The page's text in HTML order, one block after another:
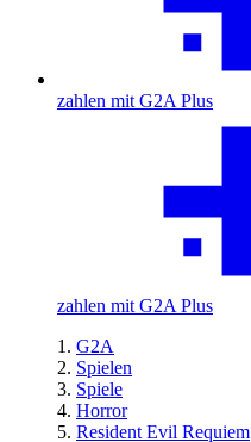
zahlen mit G2A Plus
zahlen mit G2A Plus
G2A
Spielen
Spiele
Horror
Resident Evil Requiem